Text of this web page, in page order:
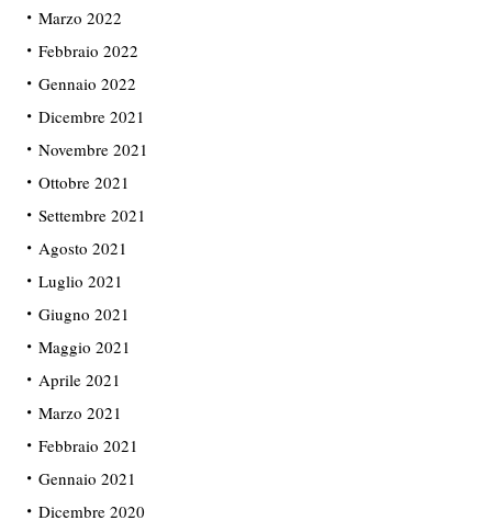
Marzo 2022
Febbraio 2022
Gennaio 2022
Dicembre 2021
Novembre 2021
Ottobre 2021
Settembre 2021
Agosto 2021
Luglio 2021
Giugno 2021
Maggio 2021
Aprile 2021
Marzo 2021
Febbraio 2021
Gennaio 2021
Dicembre 2020